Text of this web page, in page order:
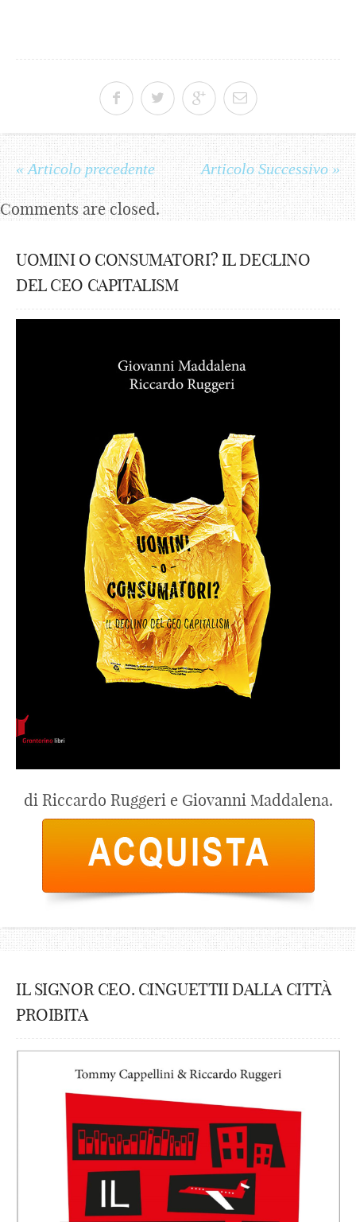
« Articolo precedente Articolo Successivo »
Comments are closed.
UOMINI O CONSUMATORI? IL DECLINO
DEL CEO CAPITALISM
di Riccardo Ruggeri e Giovanni Maddalena.
IL SIGNOR CEO. CINGUETTII DALLA CITTÀ
PROIBITA